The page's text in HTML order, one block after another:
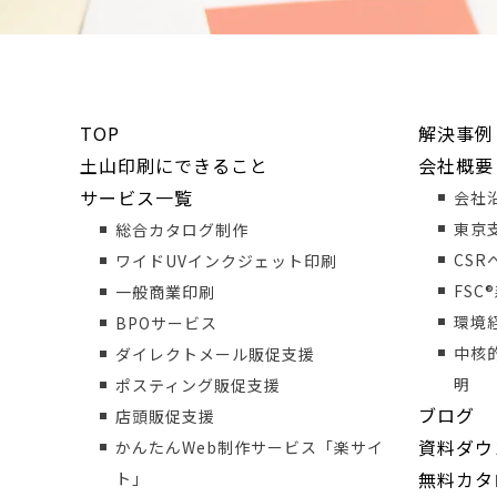
TOP
土山印刷にできること
サービス一覧
総合カタログ制作
ワイドUVインクジェット印刷
一般商業印刷
BPOサービス
ダイレクトメール販促支援
ポスティング販促支援
店頭販促支援
かんたんWeb制作サービス「楽サイ
ト」
解決事例
会社概要
会社
東京
CSR
環境
中核
明
ブログ
資料ダ
無料カ